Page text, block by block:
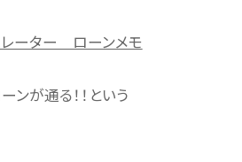
ーター ローンメモ
ンが通る！！という